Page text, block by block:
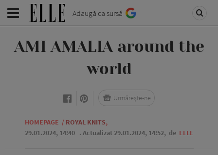
Adaugă ca sursă
AMI AMALIA around the
world
HOMEPAGE / ROYAL KNITS,
29.01.2024, 14:40 . Actualizat 29.01.2024, 14:52, de ELLE
Urmărește-ne